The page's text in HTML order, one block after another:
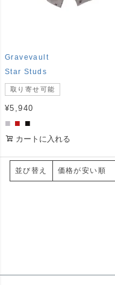
Gravevault
Star Studs
取り寄せ可能
¥5,940
■ ■ ■
カートに入れる
並び替え 価格が安い順